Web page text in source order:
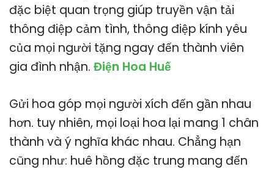
đặc biệt quan trọng giúp truyền vận tải
thông điệp cảm tình, thông điệp kính yêu
của mọi người tặng ngay đến thành viên
gia đình nhận. Điện Hoa Huế
Gửi hoa góp mọi người xích đến gần nhau
hơn. tuy nhiên, mọi loại hoa lại mang 1 chân
thành và ý nghĩa khác nhau. Chẳng hạn
cũng như: huê hồng đặc trung mang đến